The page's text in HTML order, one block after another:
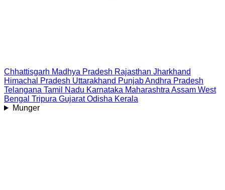
Chhattisgarh Madhya Pradesh Rajasthan Jharkhand
Himachal Pradesh Uttarakhand PunjabAndhra Pradesh
Telangana Tamil Nadu Karnataka Maharashtra Assam West
Bengal Tripura Gujarat Odisha Kerala
Munger